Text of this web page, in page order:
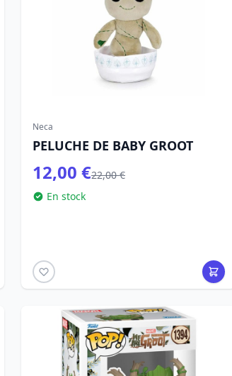
Neca
PELUCHE DE BABY GROOT
12,00 €22,00 €
En stock